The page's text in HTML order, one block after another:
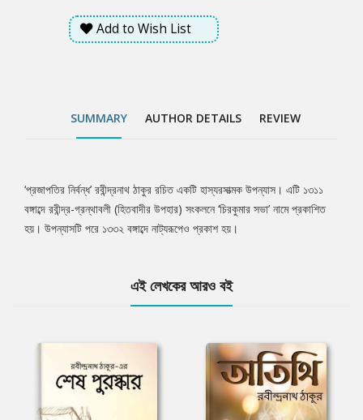
Add to Wish List
SUMMARY AUTHOR DETAILS REVIEW
Tab
Article
‘প্রজাপতির নির্বন্ধ’ রবীন্দ্রনাথ ঠাকুর রচিত একটি হাস্যরসাত্মক উপন্যাস। এটি ১৩১১
বঙ্গাব্দে রবীন্দ্র-গ্রন্থাবলী (হিতবাদীর উপহার) সংকলনে ‘চিরকুমার সভা’ নামে প্রকাশিত
হয়। উপন্যাসটি পরে ১৩৩২ বঙ্গাব্দে নাট্যরূপেও প্রকাশ হয়।
এই লেখকের আরও বই